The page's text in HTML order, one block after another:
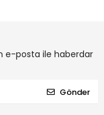
e-posta ile haberdar
Gönder